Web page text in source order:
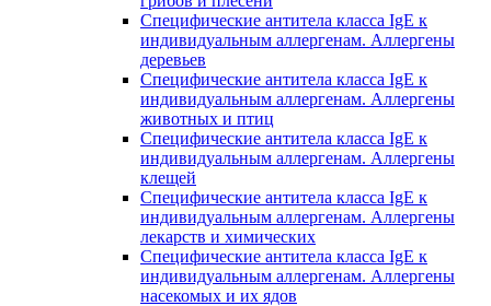
Специфические антитела класса IgE к
индивидуальным аллергенам. Аллергены
деревьев
Специфические антитела класса IgE к
индивидуальным аллергенам. Аллергены
животных и птиц
Специфические антитела класса IgE к
индивидуальным аллергенам. Аллергены
клещей
Специфические антитела класса IgE к
индивидуальным аллергенам. Аллергены
лекарств и химических
Специфические антитела класса IgE к
индивидуальным аллергенам. Аллергены
насекомых и их ядов